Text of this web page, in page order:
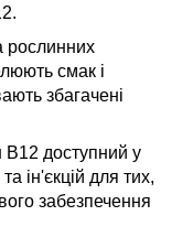
рослинних
смак і
збагачені
B12 доступний у
ін'єкцій для тих,
забезпечення